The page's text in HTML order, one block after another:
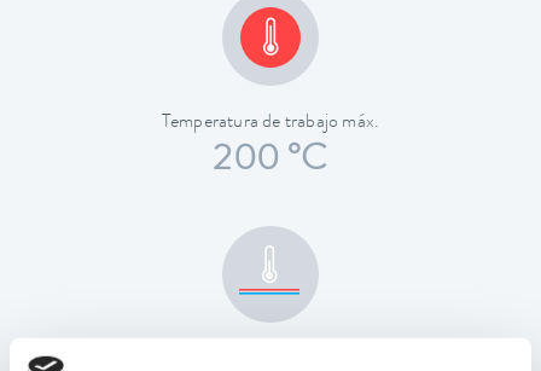
Temperatura de trabajo máx.
200 °C